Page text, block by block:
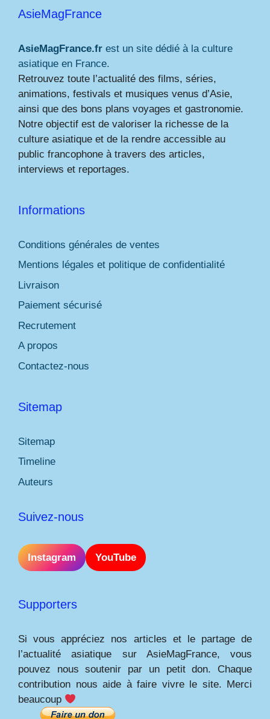
AsieMagFrance
AsieMagFrance.fr est un site dédié à la culture
asiatique en France.
Retrouvez toute l’actualité des films, séries,
animations, festivals et musiques venus d’Asie,
ainsi que des bons plans voyages et gastronomie.
Notre objectif est de valoriser la richesse de la
culture asiatique et de la rendre accessible au
public francophone à travers des articles,
interviews et reportages.
Informations
Conditions générales de ventes
Mentions légales et politique de confidentialité
Livraison
Paiement sécurisé
Recrutement
A propos
Contactez-nous
Sitemap
Sitemap
Timeline
Auteurs
Suivez-nous
Instagram YouTube
Supporters
Si vous appréciez nos articles et le partage de
l’actualité asiatique sur AsieMagFrance, vous
pouvez nous soutenir par un petit don. Chaque
contribution nous aide à faire vivre le site. Merci
beaucoup